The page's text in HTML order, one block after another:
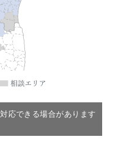
応できる場合があります